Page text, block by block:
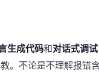
生成代码和对话式调试
。不论是不理解报错